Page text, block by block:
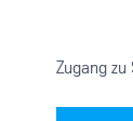
Zugang